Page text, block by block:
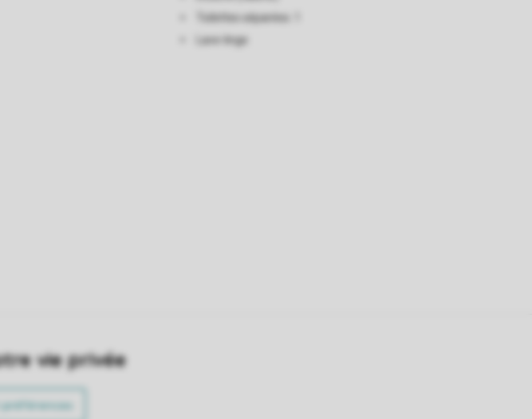
Toilettes séparées: 1
Lave-linge
vie privée
préférences